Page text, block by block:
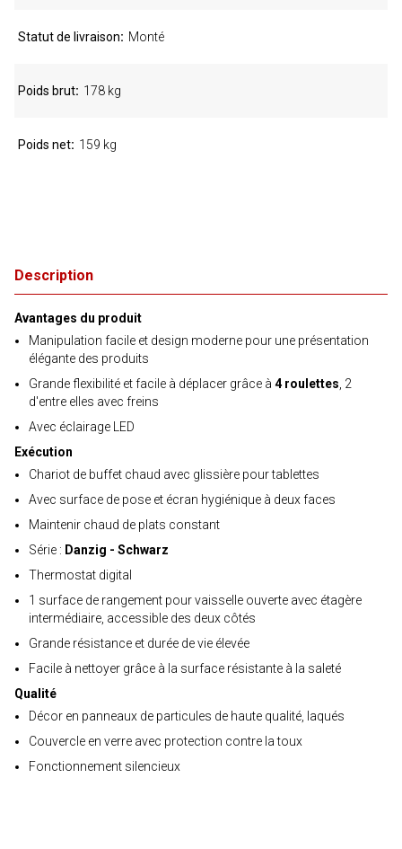
Description
Avantages du produit
Manipulation facile et design moderne pour une présentation
élégante des produits
Grande flexibilité et facile à déplacer grâce à 4 roulettes , 2
d'entre elles avec freins
Avec éclairage LED
Exécution
Chariot de buffet chaud avec glissière pour tablettes
Avec surface de pose et écran hygiénique à deux faces
Maintenir chaud de plats constant
Série : Danzig - Schwarz
Thermostat digital
1 surface de rangement pour vaisselle ouverte avec étagère
intermédiaire, accessible des deux côtés
Grande résistance et durée de vie élevée
Facile à nettoyer grâce à la surface résistante à la saleté
Qualité
Décor en panneaux de particules de haute qualité, laqués
Couvercle en verre avec protection contre la toux
Fonctionnement silencieux
Statut de livraison Monté
Poids brut 178 kg
Poids net 159 kg